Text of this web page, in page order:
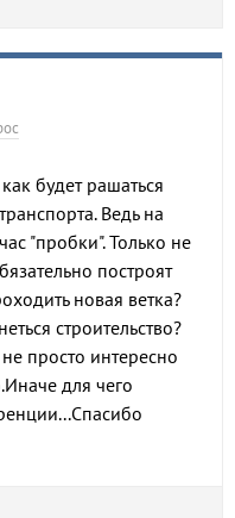
будет рашаться
Ведь на
"пробки". Только не
построят
новая ветка?
строительство?
просто интересно
для чего